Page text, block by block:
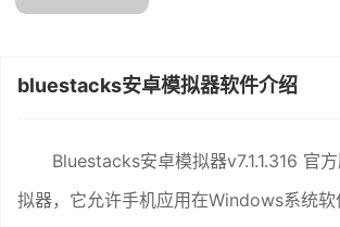
bluestacks安卓模拟器软件介绍
Bluestacks安卓模拟器v7.1.1.316 官
拟器，它允许手机应用在Windows系统软